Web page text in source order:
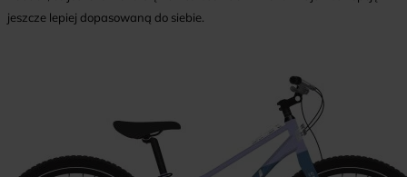
jeszcze lepiej dopasowaną do siebie.